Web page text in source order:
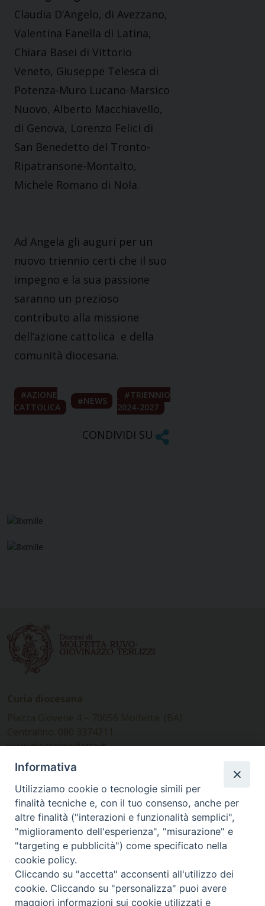
Claudia D’Angelo, di Avezzano,
Valentina Fanella di Latina,
Chiara Basei di Vittorio
Veneto, Giuseppe Telesca di
Potenza-Muro Lucano-Marsico
Nuovo, Alberto Macchiavello,
di Genova, Lorenzo Felici di
San Benedetto del Tronto-
Ripatransone-Montalto,
Michele Romano di Nola.
Ad Angela gli auguri per un
nuovo triennio certi che il suo
impegno e la sua passione
saranno un prezioso
contributo alla missione
dell’azione cattolica e della
comunità diocesana.
AZIONE
CATTOLICA
NEWS
TRIENNIO
2024-2027
CONDIVIDI SU
www.diocesimolfetta.it –
diocesimolfetta@pec.chiesacattolica.it
Ufficio Comunicazioni sociali
Piazza Giovene 4 – 70056 Molfetta (BA)
comunicazionisociali@diocesimolfetta.it
SEGUICI SU
Facebook
Instagram
X YouTube
Feed
Informativa
Utilizziamo cookie o tecnologie simili per
finalità tecniche e, con il tuo consenso, anche per
altre finalità ("interazioni e funzionalità semplici",
"miglioramento dell'esperienza", "misurazione" e
"targeting e pubblicità") come specificato nella
cookie policy.
Cliccando su "accetta" acconsenti all'utilizzo dei
cookie. Cliccando su "personalizza" puoi avere
maggiori informazioni sui cookie utilizzati e